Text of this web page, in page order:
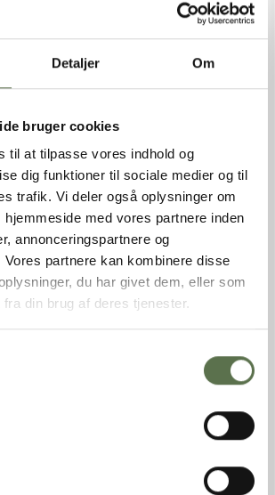
Detaljer Om
bruger cookies
til at tilpasse vores indhold og
dig funktioner til sociale medier og til
trafik. Vi deler også oplysninger om
hjemmeside med vores partnere inden
annonceringspartnere og
Vores partnere kan kombinere disse
du har givet dem, eller som
din brug af deres tjenester.
korn, Hvede
700 g | 14 picnicbrød á 400 g | 17 baguette
10/90 (3075001)